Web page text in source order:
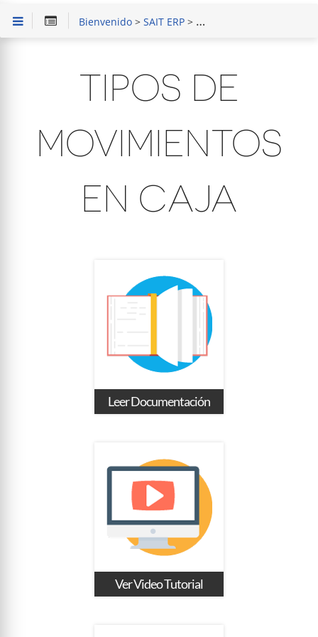
Bienvenido> SAIT ERP> Capacitación en Módulo
TIPOS DE
MOVIMIENTOS
EN CAJA
Leer Documentación
Ver Video Tutorial